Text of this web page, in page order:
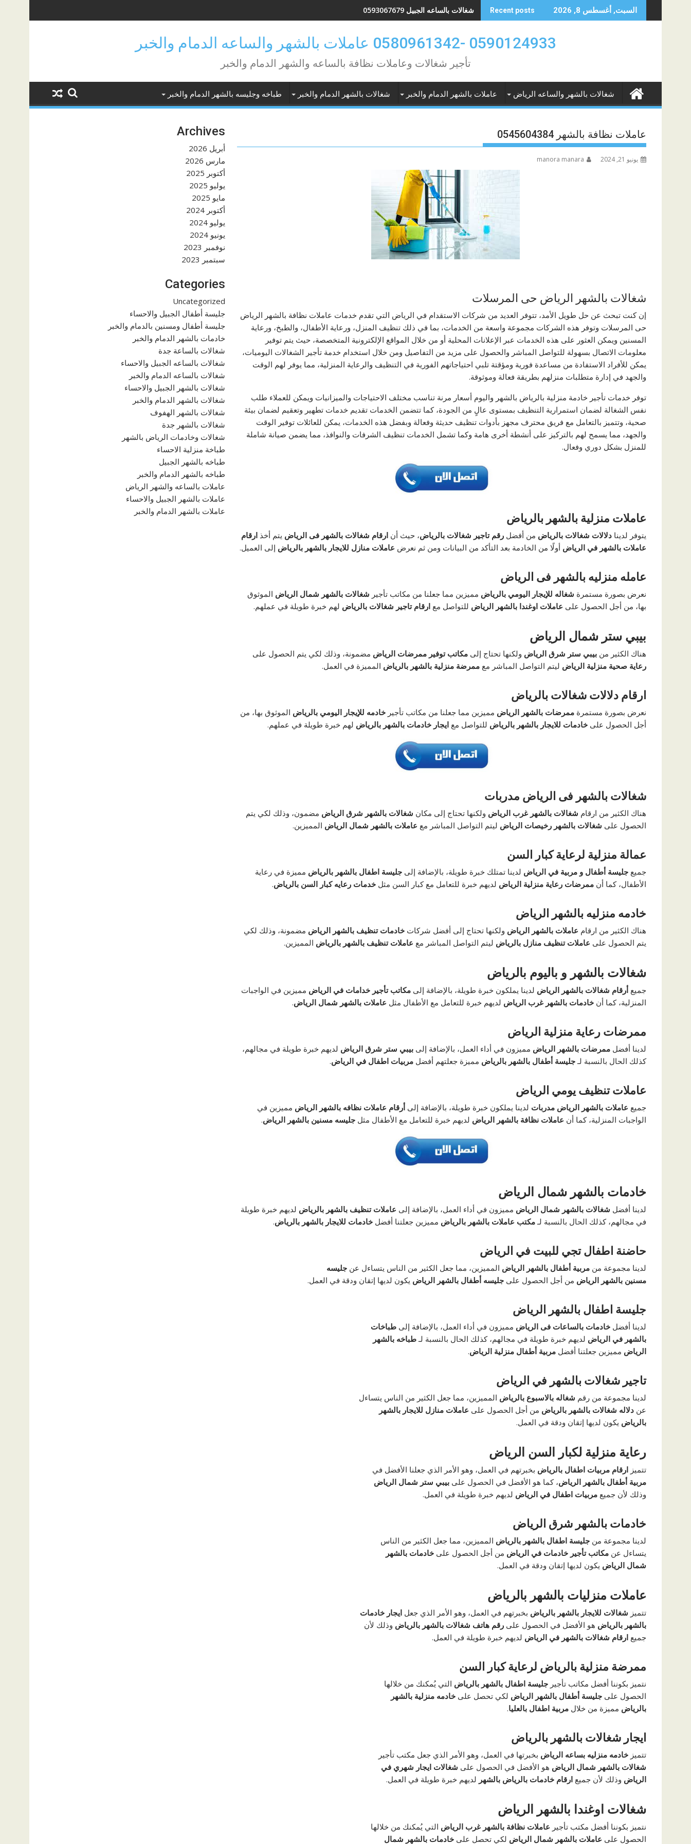
to
السبت, أغسطس 8, 2026 Recent posts شغالات بالساعه الجبيل 0593067679
0590124933 -0580961342 عاملات بالشهر والساعه الدمام والخبر
تأجير شغالات وعاملات نظافة بالساعه والشهر الدمام والخبر
شغالات بالشهر والساعه الرياض عاملات بالشهر الدمام والخبر شغالات بالشهر الدمام والخبر طباخه وجليسه بالشهر الدمام والخبر
عاملات نظافة بالشهر 0545604384
يونيو 21, 2024 manora manara
شغالات بالشهر الرياض حى المرسلات
إن كنت تبحث عن حل طويل الأمد، تتوفر العديد من شركات الاستقدام في الرياض التي تقدم خدمات عاملات نظافة بالشهر الرياض
حى المرسلات وتوفر هذه الشركات مجموعة واسعة من الخدمات، بما في ذلك تنظيف المنزل، ورعاية الأطفال، والطبخ، ورعاية
المسنين ويمكن العثور على هذه الخدمات عبر الإعلانات المحلية أو من خلال المواقع الإلكترونية المتخصصة، حيث يتم توفير
معلومات الاتصال بسهولة للتواصل المباشر والحصول على مزيد من التفاصيل ومن خلال استخدام خدمة تأجير الشغالات اليوميات،
يمكن للأفراد الاستفادة من مساعدة فورية ومؤقتة تلبي احتياجاتهم الفورية في التنظيف والرعاية المنزلية، مما يوفر لهم الوقت
والجهد في إدارة متطلبات منزلهم بطريقة فعالة وموثوقة.
توفر خدمات تأجير خادمة منزلية بالرياض بالشهر واليوم أسعار مرنة تناسب مختلف الاحتياجات والميزانيات ويمكن للعملاء طلب
نفس الشغالة لضمان استمرارية التنظيف بمستوى عالٍ من الجودة، كما تتضمن الخدمات تقديم خدمات تطهير وتعقيم لضمان بيئة
صحية، وتتميز بالتعامل مع فريق محترف مجهز بأدوات تنظيف حديثة وفعالة وبفضل هذه الخدمات، يمكن للعائلات توفير الوقت
والجهد، مما يسمح لهم بالتركيز على أنشطة أخرى هامة وكما تشمل الخدمات تنظيف الشرفات والنوافذ، مما يضمن صيانة شاملة
للمنزل بشكل دوري وفعال.
عاملات منزلية بالشهر بالرياض
يتوفر لدينا دلالات شغالات بالرياض من أفضل رقم تاجير شغالات بالرياض، حيث أن ارقام شغالات بالشهر فى الرياض يتم أخذ ارقام
عاملات بالشهر في الرياض أولًا من الخادمة بعد التأكد من البيانات ومن ثم نعرض عاملات منازل للايجار بالشهر بالرياض إلى العميل.
عامله منزليه بالشهر فى الرياض
نعرض بصورة مستمرة شغاله للإيجار اليومي بالرياض مميزين مما جعلنا من مكاتب تأجير شغالات بالشهر شمال الرياض الموثوق
بها، من أجل الحصول على عاملات اوغندا بالشهر الرياض للتواصل مع ارقام تاجير شغالات بالرياض لهم خبرة طويلة في عملهم.
بيبي ستر شمال الرياض
هناك الكثير من بيبي ستر شرق الرياض ولكنها تحتاج إلى مكاتب توفير ممرضات الرياض مضمونة، وذلك لكي يتم الحصول على
رعاية صحية منزلية الرياض ليتم التواصل المباشر مع ممرضة منزلية بالشهر بالرياض المميزة في العمل.
ارقام دلالات شغالات بالرياض
نعرض بصورة مستمرة ممرضات بالشهر الرياض مميزين مما جعلنا من مكاتب تأجير خادمه للإيجار اليومي بالرياض الموثوق بها، من
أجل الحصول على خادمات للايجار بالشهر بالرياض للتواصل مع ايجار خادمات بالشهر بالرياض لهم خبرة طويلة في عملهم.
شغالات بالشهر فى الرياض مدربات
هناك الكثير من ارقام شغالات بالشهر غرب الرياض ولكنها تحتاج إلى مكان شغالات بالشهر شرق الرياض مضمون، وذلك لكي يتم
الحصول على شغالات بالشهر رخيصات الرياض ليتم التواصل المباشر مع عاملات بالشهر شمال الرياض المميزين.
عمالة منزلية لرعاية كبار السن
جميع جليسة أطفال و مربية في الرياض لدينا تمتلك خبرة طويلة، بالإضافة إلى جليسة اطفال بالشهر بالرياض مميزة في رعاية
الأطفال، كما أن ممرضات رعاية منزلية الرياض لديهم خبرة للتعامل مع كبار السن مثل خدمات رعايه كبار السن بالرياض.
خادمه منزليه بالشهر الرياض
هناك الكثير من ارقام عاملات بالشهر الرياض ولكنها تحتاج إلى أفضل شركات خادمات تنظيف بالشهر الرياض مضمونة، وذلك لكي
يتم الحصول على عاملات تنظيف منازل بالرياض ليتم التواصل المباشر مع عاملات تنظيف بالشهر بالرياض المميزين.
شغالات بالشهر و باليوم بالرياض
جميع أرقام شغالات بالشهر الرياض لدينا يملكون خبرة طويلة، بالإضافة إلى مكاتب تأجير خدامات في الرياض مميزين في الواجبات
المنزلية، كما أن خادمات بالشهر غرب الرياض لديهم خبرة للتعامل مع الأطفال مثل عاملات بالشهر شمال الرياض.
ممرضات رعاية منزلية الرياض
لدينا أفضل ممرضات بالشهر الرياض مميزون في أداء العمل، بالإضافة إلى بيبي ستر شرق الرياض لديهم خبرة طويلة في مجالهم،
كذلك الحال بالنسبة لـجليسة أطفال بالشهر بالرياض مميزة جعلتهم أفضل مربيات اطفال في الرياض.
عاملات تنظيف يومي الرياض
جميع عاملات بالشهر الرياض مدربات لدينا يملكون خبرة طويلة، بالإضافة إلى أرقام عاملات نظافه بالشهر الرياض مميزين في
الواجبات المنزلية، كما أن عاملات نظافة بالشهر الرياض لديهم خبرة للتعامل مع الأطفال مثل جليسه مسنين بالشهر الرياض.
خادمات بالشهر شمال الرياض
لدينا أفضل شغالات بالشهر شمال الرياض مميزون في أداء العمل، بالإضافة إلى عاملات تنظيف بالشهر بالرياض لديهم خبرة طويلة
في مجالهم، كذلك الحال بالنسبة لـمكتب عاملات بالشهر بالرياض مميزين جعلتنا أفضل خادمات للايجار بالشهر بالرياض.
حاضنة اطفال تجي للبيت في الرياض
لدينا مجموعة من مربية أطفال بالشهر الرياض المميزين، مما جعل الكثير من الناس يتساءل عن جليسه
مسنين بالشهر الرياض من أجل الحصول على جليسه أطفال بالشهر الرياض يكون لديها إتقان ودقة في العمل.
جليسة اطفال بالشهر الرياض
لدينا أفضل خادمات بالساعات فى الرياض مميزون في أداء العمل، بالإضافة إلى طباخات
بالشهر في الرياض لديهم خبرة طويلة في مجالهم، كذلك الحال بالنسبة لـطباخه بالشهر
الرياض مميزين جعلتنا أفضل مربية أطفال منزلية الرياض.
تاجير شغالات بالشهر في الرياض
لدينا مجموعة من رقم شغاله بالاسبوع بالرياض المميزين، مما جعل الكثير من الناس يتساءل
عن دلاله شغالات بالشهر بالرياض من أجل الحصول على عاملات منازل للايجار بالشهر
بالرياض يكون لديها إتقان ودقة في العمل.
رعاية منزلية لكبار السن الرياض
تتميز ارقام مربيات اطفال بالرياض بخبرتهم في العمل، وهو الأمر الذي جعلنا الأفضل في
مربية أطفال بالشهر الرياض، كما هو الأفضل في الحصول على بيبي ستر شمال الرياض
وذلك لأن جميع مربيات اطفال في الرياض لديهم خبرة طويلة في العمل.
خادمات بالشهر شرق الرياض
لدينا مجموعة من جليسة اطفال بالشهر بالرياض المميزين، مما جعل الكثير من الناس
يتساءل عن مكاتب تأجير خادمات في الرياض من أجل الحصول على خادمات بالشهر
شمال الرياض يكون لديها إتقان ودقة في العمل.
عاملات منزليات بالشهر بالرياض
تتميز شغالات للايجار بالشهر بالرياض بخبرتهم في العمل، وهو الأمر الذي جعل ايجار خادمات
بالشهر بالرياض هو الأفضل في الحصول على رقم هاتف شغالات بالشهر بالرياض وذلك لأن
جميع ارقام شغالات بالشهر في الرياض لديهم خبرة طويلة في العمل.
ممرضة منزلية بالرياض لرعاية كبار السن
نتميز بكوننا أفضل مكاتب تأجير جليسة اطفال بالشهر بالرياض التي يُمكنك من خلالها
الحصول على جليسة أطفال بالشهر الرياض لكي تحصل على خادمه منزلية بالشهر
بالرياض مميزة من خلال مربية اطفال بالعليا.
ايجار شغالات بالشهر بالرياض
تتميز خادمه منزليه بساعه الرياض بخبرتها في العمل، وهو الأمر الذي جعل مكتب تأجير
شغالات بالشهر شمال الرياض هو الأفضل في الحصول على شغالات ايجار شهري في
الرياض وذلك لأن جميع ارقام خادمات بالرياض بالشهر لديهم خبرة طويلة في العمل.
شغالات اوغندا بالشهر الرياض
نتميز بكوننا أفضل مكتب تأجير عاملات نظافة بالشهر غرب الرياض التي يُمكنك من خلالها
الحصول على عاملات بالشهر شمال الرياض لكي تحصل على خادمات بالشهر شمال
Archives
أبريل 2026
مارس 2026
أكتوبر 2025
يوليو 2025
مايو 2025
أكتوبر 2024
يوليو 2024
يونيو 2024
نوفمبر 2023
سبتمبر 2023
Categories
Uncategorized
جليسة أطفال الجبيل والاحساء
جليسة أطفال ومسنين بالدمام والخبر
خادمات بالشهر الدمام والخبر
شغالات بالساعة جدة
شغالات بالساعه الجبيل والاحساء
شغالات بالساعه الدمام والخبر
شغالات بالشهر الجبيل والاحساء
شغالات بالشهر الدمام والخبر
شغالات بالشهر الهفوف
شغالات بالشهر جدة
شغالات وخادمات الرياض بالشهر
طباخة منزلية الاحساء
طباخه بالشهر الجبيل
طباخه بالشهر الدمام والخبر
عاملات بالساعه والشهر الرياض
عاملات بالشهر الجبيل والاحساء
عاملات بالشهر الدمام والخبر